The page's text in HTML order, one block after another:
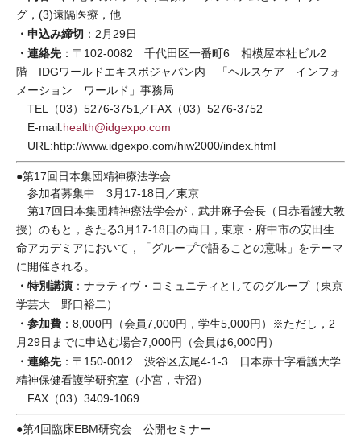
グ，(3)遠隔医療，他
・申込み締切 ：2月29日
・連絡先：〒102-0082 千代田区一番町6 相模屋本社ビル2
階 IDGワールドエキスポジャパン内 「ヘルスケア インフォ
メーション ワールド」事務局
TEL（03）5276-3751／FAX（03）5276-3752
E-mail:health@idgexpo.com
URL:http://www.idgexpo.com/hiw2000/index.html
●第17回日本集団精神療法学会
参加者募集中 3月17-18日／東京
第17回日本集団精神療法学会が，武井麻子会長（日赤看護大教
授）のもと，きたる3月17-18日の両日，東京・府中市の安田生
命アカデミアにおいて，「グループで語ることの意味」をテーマ
に開催される。
・特別講演 ：ナラティヴ・コミュニティとしてのグループ（東京
学芸大 野口裕二）
・参加費 ：8,000円（会員7,000円，学生5,000円）※ただし，2
月29日までに申込む場合7,000円（会員は6,000円）
・連絡先：〒150-0012 渋谷区広尾4-1-3 日本赤十字看護大学
精神保健看護学研究室（小宮，寺沼）
FAX（03）3409-1069
●第4回臨床EBM研究会 公開セミナー